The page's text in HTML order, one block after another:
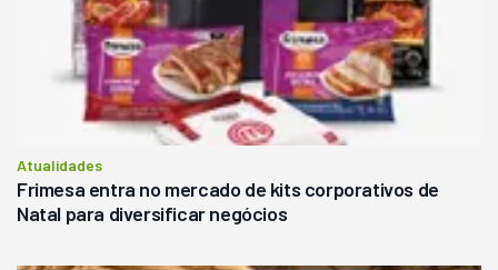
Atualidades
Frimesa entra no mercado de kits corporativos de
Natal para diversificar negócios